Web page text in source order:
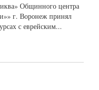
Общинного центра
г. Воронеж принял
с еврейским...